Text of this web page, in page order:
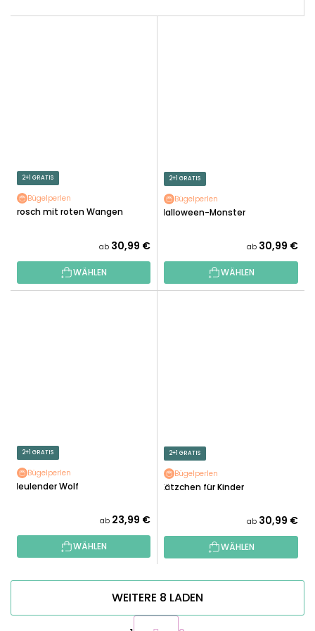
2+1 GRATIS
Bügelperlen
Frosch mit roten Wangen
ab 30,99 €
WÄHLEN
2+1 GRATIS
Bügelperlen
Halloween-Monster
ab 30,99 €
WÄHLEN
2+1 GRATIS
Bügelperlen
Heulender Wolf
ab 23,99 €
WÄHLEN
2+1 GRATIS
Bügelperlen
Kätzchen für Kinder
ab 30,99 €
WÄHLEN
WEITERE 8 LADEN
P